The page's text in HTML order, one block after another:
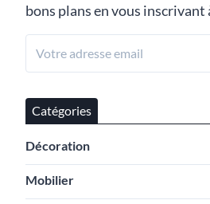
bons plans en vous
Catégories
Décoration
Mobilier